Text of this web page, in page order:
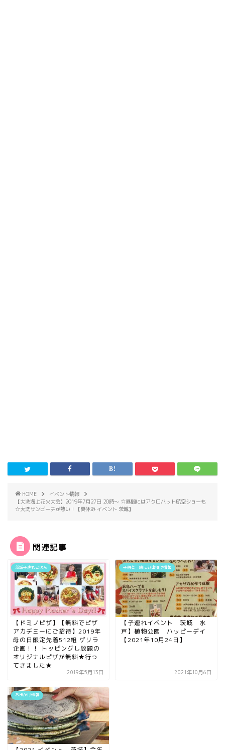
HOME
イベント情報
【大洗海上花火大会】2019年7月27日 20時〜 ☆昼間にはアクロバット航空ショーも
☆大洗サンビーチが熱い！【夏休み イベント 茨城】
関連記事
茨城子連れごはん
【ドミノピザ】【無料でピザ
アカデミーにご招待】2019年
母の日限定先着512組 ゲリラ
企画！！ トッピングし放題の
オリジナルピザが無料★行っ
てきました★
2019年5月13日
子供と一緒にお出掛け情報
【子連れイベント 茨城 水
戸】植物公園 ハッピーデイ
【2021年10月24日】
2021年10月6日
お出かけ情報